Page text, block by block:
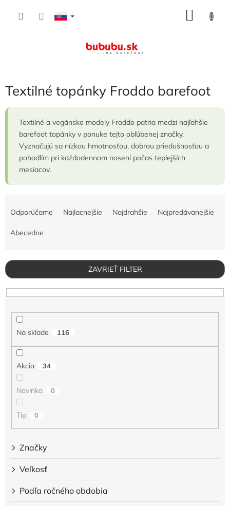
Textilné topánky Froddo barefoot
Textilné a vegánske modely Froddo patria medzi najľahšie
barefoot topánky v ponuke tejto obľúbenej značky.
Vyznačujú sa nízkou hmotnosťou, dobrou priedušnosťou a
pohodlím pri každodennom nosení počas teplejších
mesiacov.
e
p
r
o
Odporúčame Najlacnejšie Najdrahšie Najpredávanejšie
Abecedne
ZAVRIEŤ FILTER
Na sklade 116
Akcia 34
Novinka 0
Tip 0
Značky
Veľkosť
Podľa ročného obdobia